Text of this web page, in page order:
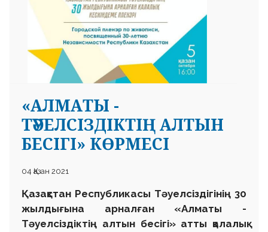
«АЛМАТЫ -
ТӘУЕЛСІЗДІКТІҢ АЛТЫН
БЕСІГІ» КӨРМЕСІ
04 Қазан 2021
Қазақстан Республикасы Тәуелсіздігінің 30
жылдығына арналған «Алматы
-
Тәуелсіздіктің алтын бесігі»атты қалалық